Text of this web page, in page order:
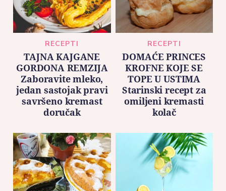
RECEPTI
TAJNA KAJGANE
GORDONA REMZIJA
Zaboravite mleko,
jedan sastojak pravi
savršeno kremast
doručak
RECEPTI
DOMAĆE PRINCES
KROFNE KOJE SE
TOPE U USTIMA
Starinski recept za
omiljeni kremasti
kolač